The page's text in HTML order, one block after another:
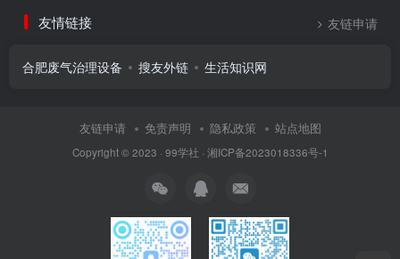
友情链接 友链申请
合肥废气治理设备 搜友外链 生活知识网
友链申请 免责声明 隐私政策 站点地图
Copyright © 2023 · 99学社 · 湘ICP备2023018336号-1